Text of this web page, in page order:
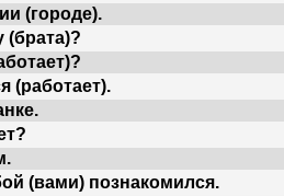
(городе).
(брата)?
(работает).
(вами) познакомился.